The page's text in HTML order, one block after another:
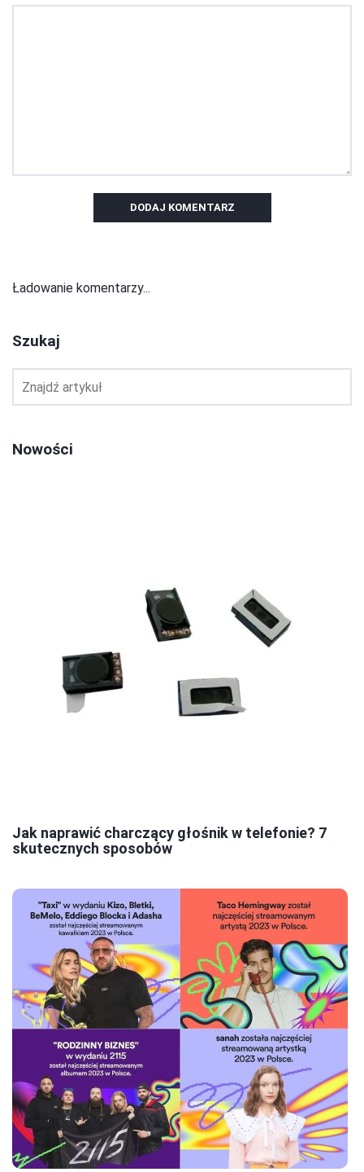
DODAJ KOMENTARZ
Ładowanie komentarzy...
Szukaj
Nowości
Jak naprawić charczący głośnik w telefonie? 7
skutecznych sposobów